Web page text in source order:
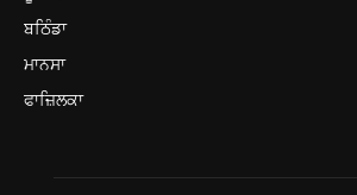
ਬਠਿੰਡਾ
ਮਾਨਸਾ
ਫਾਜ਼ਿਲਕਾ